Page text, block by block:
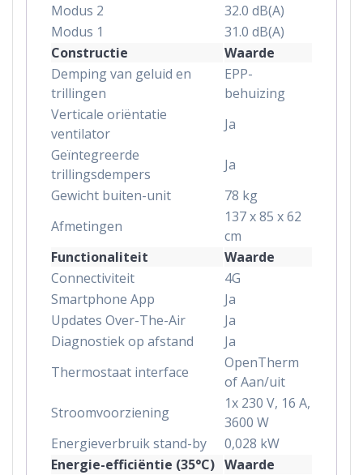
Modus 2
32.0 dB(A)
Modus 1
31.0 dB(A)
Constructie
Waarde
Demping van geluid en
trillingen
EPP-
behuizing
Verticale oriëntatie
ventilator
Ja
Geïntegreerde
trillingsdempers
Ja
Gewicht buiten-unit
78 kg
Afmetingen
137 x 85 x 62
cm
Functionaliteit
Waarde
Connectiviteit
4G
Smartphone App
Ja
Updates Over-The-Air
Ja
Diagnostiek op afstand
Ja
Thermostaat interface
OpenTherm
of Aan/uit
Stroomvoorziening
1x 230 V, 16 A,
3600 W
Energieverbruik stand-by
0,028 kW
Energie-efficiëntie (35°C) Waarde